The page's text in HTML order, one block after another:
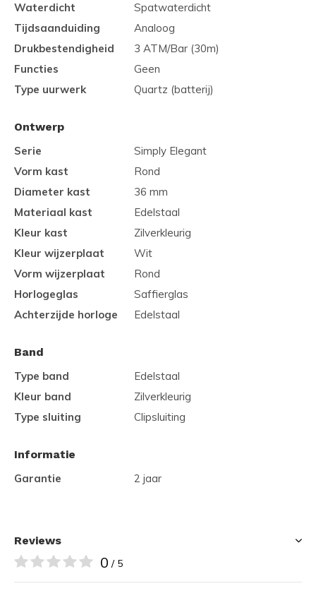
Waterdicht
Spatwaterdicht
Tijdsaanduiding
Analoog
Drukbestendigheid
3 ATM/Bar (30m)
Functies
Geen
Type uurwerk
Quartz (batterij)
Ontwerp
Serie
Simply Elegant
Vorm kast
Rond
Diameter kast
36 mm
Materiaal kast
Edelstaal
Kleur kast
Zilverkleurig
Kleur wijzerplaat
Wit
Vorm wijzerplaat
Rond
Horlogeglas
Saffierglas
Achterzijde horloge
Edelstaal
Band
Type band
Edelstaal
Kleur band
Zilverkleurig
Type sluiting
Clipsluiting
Informatie
Garantie
2 jaar
Reviews
0 / 5